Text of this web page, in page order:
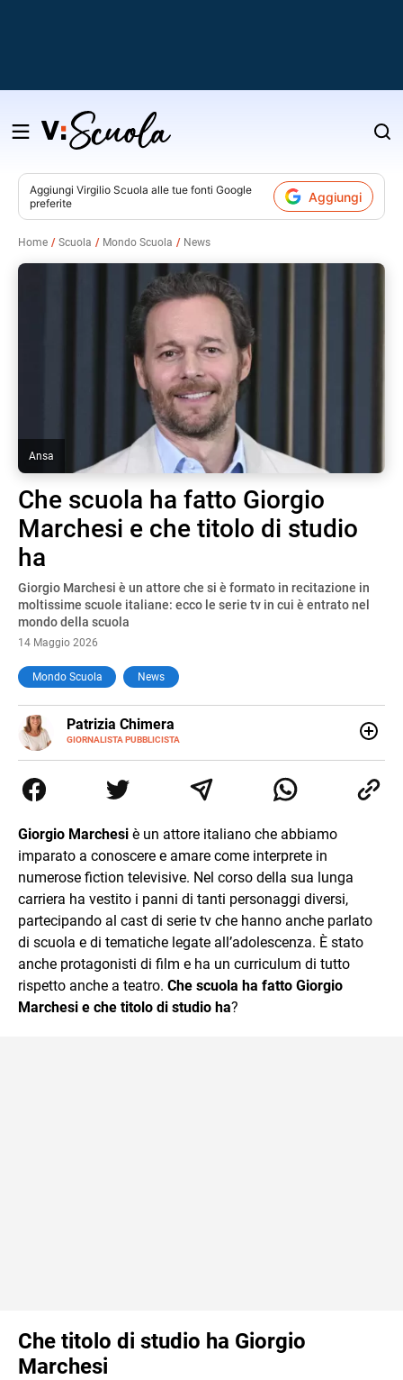
Salta
contenuto
Aggiungi Virgilio Scuola alle tue fonti Google
preferite
Aggiungi
Home Scuola Mondo Scuola News
Ansa
Che scuola ha fatto Giorgio
Marchesi e che titolo di studio
ha
Giorgio Marchesi è un attore che si è formato in recitazione in
moltissime scuole italiane: ecco le serie tv in cui è entrato nel
mondo della scuola
14 Maggio 2026
Mondo Scuola News
Patrizia Chimera
GIORNALISTA PUBBLICISTA
E-
MAIL
LINKEDIN
collaborato con grandi gruppi editoriali e agenzie di
comunicazione specializzandosi nella scrittura di articoli
Giorgio Marchesi è un attore italiano che abbiamo
imparato a conoscere e amare come interprete in
numerose fiction televisive. Nel corso della sua lunga
carriera ha vestito i panni di tanti personaggi diversi,
partecipando al cast di serie tv che hanno anche parlato
di scuola e di tematiche legate all’adolescenza. È stato
anche protagonisti di film e ha un curriculum di tutto
rispetto anche a teatro. Che scuola ha fatto Giorgio
Marchesi e che titolo di studio ha?
Che titolo di studio ha Giorgio
Marchesi